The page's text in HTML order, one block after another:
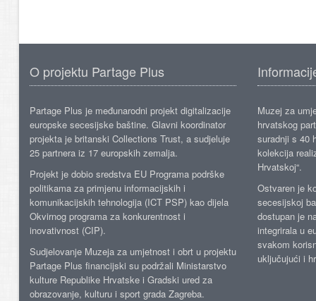
O projektu Partage Plus
Partage Plus je međunarodni projekt digitalizacije
europske secesijske baštine. Glavni koordinator
projekta je britanski Collections Trust, a sudjeluje
25 partnera iz 17 europskih zemalja.
Projekt je dobio sredstva EU Programa podrške
politikama za primjenu informacijskih i
komunikacijskih tehnologija (ICT PSP) kao dijela
Okvirnog programa za konkurentnost i
inovativnost (CIP).
Sudjelovanje Muzeja za umjetnost i obrt u projektu
Partage Plus financijski su podržali Ministarstvo
kulture Republike Hrvatske i Gradski ured za
obrazovanje, kulturu i sport grada Zagreba.
Muzej za
hrvatskog
suradnji s 40
kolekcija
Hrvatskoj“.
Ostvaren je
secesijskoj
dostupan je
integrirala u
svakom
uključujući i